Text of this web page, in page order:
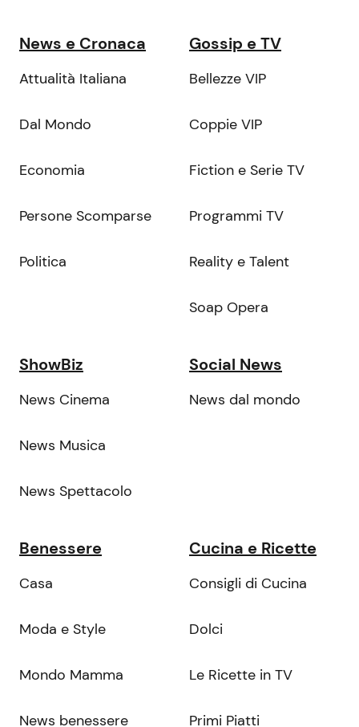
News e Cronaca
Attualità Italiana
Dal Mondo
Economia
Persone Scomparse
Politica
Gossip e TV
Bellezze VIP
Coppie VIP
Fiction e Serie TV
Programmi TV
Reality e Talent
Soap Opera
ShowBiz
News Cinema
News Musica
News Spettacolo
Social News
News dal mondo
Benessere
Casa
Moda e Style
Mondo Mamma
News benessere
Cucina e Ricette
Consigli di Cucina
Dolci
Le Ricette in TV
Primi Piatti